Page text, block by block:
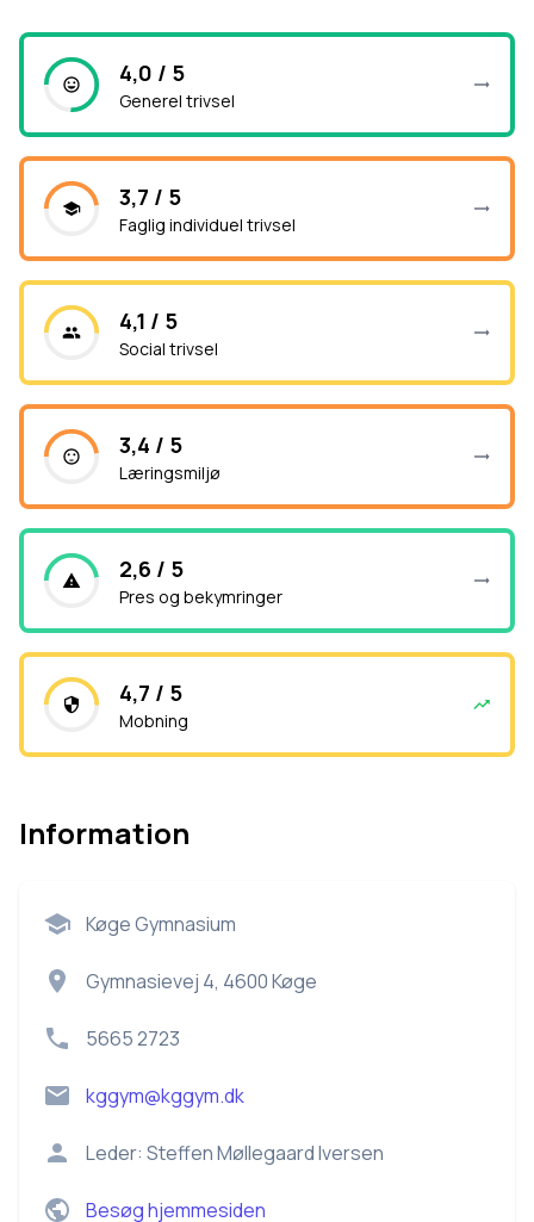
4,0 / 5
Generel trivsel
3,7 / 5
Faglig individuel trivsel
4,1 / 5
Social trivsel
3,4 / 5
Læringsmiljø
2,6 / 5
Pres og bekymringer
4,7 / 5
Mobning
Information
Køge Gymnasium
Gymnasievej 4, 4600 Køge
5665 2723
kggym@kggym.dk
Leder: Steffen Møllegaard Iversen
Besøg hjemmesiden